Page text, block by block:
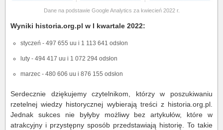
Dane na podstawie Google Analytics za kwiecień 2022 r.
Wyniki historia.org.pl w I kwartale 2022:
styczeń - 497 655 uu i 1 113 641 odsłon
luty - 494 417 uu i 1 072 294 odsłon
marzec - 480 606 uu i 876 155 odsłon
Serdecznie dziękujemy czytelnikom, którzy w poszukiwaniu
rzetelnej wiedzy historycznej wybierają treści z historia.org.pl.
Jednak sukces nie byłyby możliwy bez artykułów, które w
atrakcyjny i przystępny sposób przedstawiają historię. To takie